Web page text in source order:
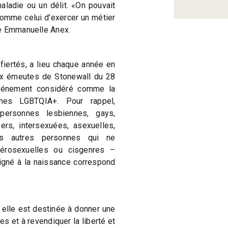
ou un délit. «On pouvait
celui d’exercer un métier
Anex.
a lieu chaque année en
émeutes de Stonewall du 28
considéré comme la
LGBTQIA+. Pour rappel,
lesbiennes, gays,
intersexuées, asexuelles,
autres personnes qui ne
ou cisgenres –
à la naissance correspond
est destinée à donner une
et à revendiquer la liberté et